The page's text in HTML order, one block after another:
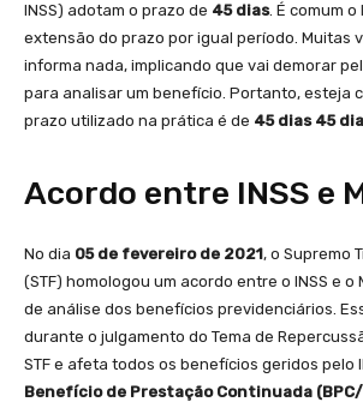
INSS) adotam o prazo de 45 dias. É comum o
extensão do prazo por igual período. Muitas
informa nada, implicando que vai demorar
para analisar um benefício. Portanto, esteja
prazo utilizado na prática é de 45 dias 45
Acordo entre INSS e
No dia 05 de fevereiro de 2021, o Supremo
(STF) homologou um acordo entre o INSS e o
de análise dos benefícios previdenciários.
durante o julgamento do Tema de
STF e afeta todos os benefícios geridos pelo
Benefício de Prestação Continuada (BPC/